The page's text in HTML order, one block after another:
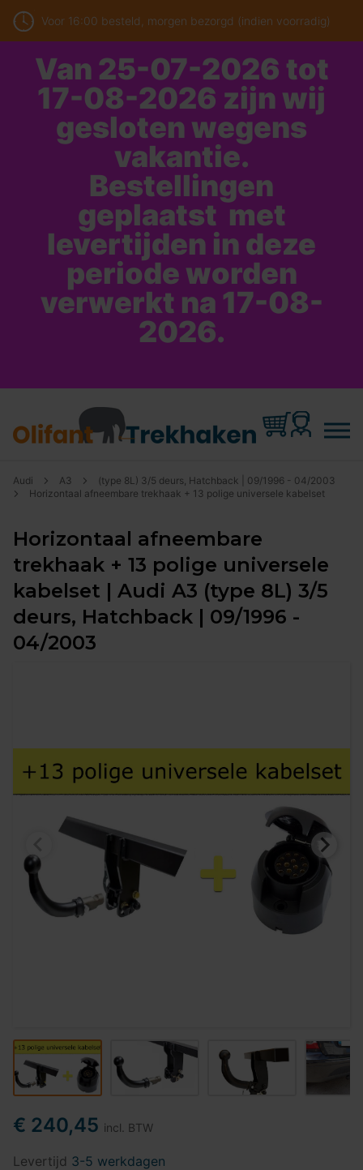
Voor 16:00 besteld, morgen bezorgd (indien voorradig)
Van 25-07-2026 tot
17-08-2026 zijn wij
gesloten wegens
vakantie.
Bestellingen
geplaatst met
levertijden in deze
periode worden
verwerkt na 17-08-
2026.
Audi A3
(type 8L) 3/5 deurs, Hatchback | 09/1996 - 04/2003
Horizontaal afneembare trekhaak + 13 polige universele kabelset
Horizontaal afneembare
trekhaak + 13 polige universele
kabelset | Audi A3 (type 8L) 3/5
deurs, Hatchback | 09/1996 -
04/2003
€ 240,45 incl. BTW
Levertijd 3-5 werkdagen